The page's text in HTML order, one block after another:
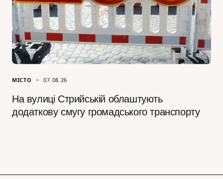
МІСТО 07.08.26
На вулиці Стрийській облаштують
додаткову смугу громадського транспорту